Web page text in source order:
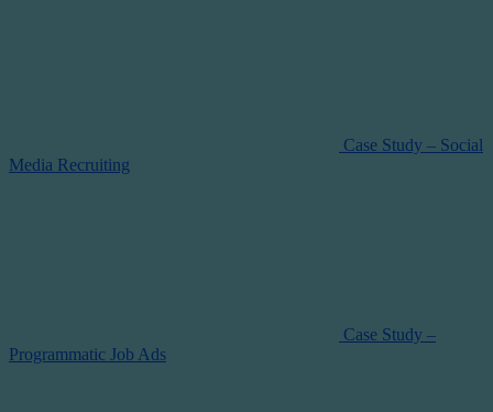
Case Study – Social
Media Recruiting
Case Study –
Programmatic Job Ads